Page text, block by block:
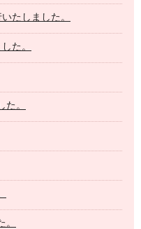
たしました。
た。
。